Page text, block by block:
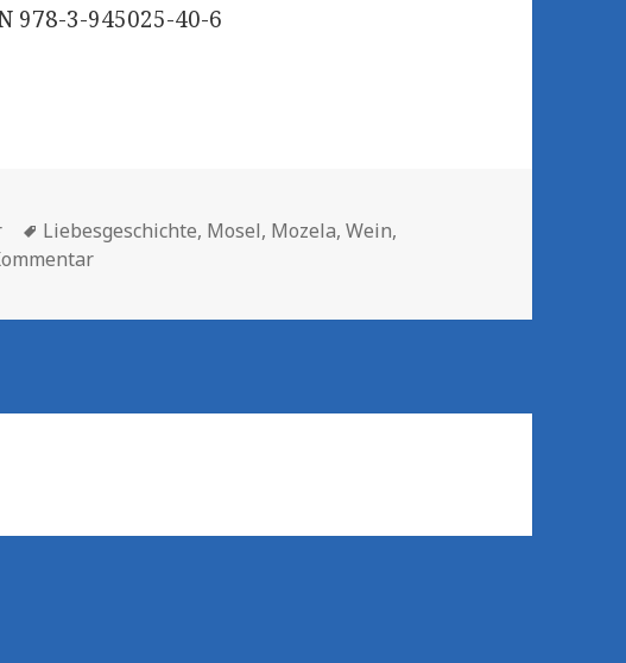
978-3-945025-40-6
Schlagwörter
Liebesgeschichte, Mosel, Mozela,Wein,
zu Ein bisschen Liebe …!